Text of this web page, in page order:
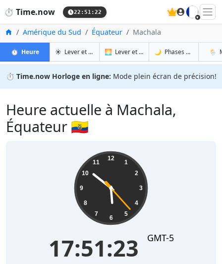
⏱️ Time.now 22:51:23 🇫🇷
Accueil
Amérique du Sud Équateur Machala
⏱️ Heureà Machala
☀️ Lever et coucher du soleil à Machala
🌅 Lever et coucher du soleil demain à
🌙 Phases de la Lune à
🌦️
⏱️ Time.now Horloge en ligne: Mode plein écran de précision!
Heure actuelle à Machala,
Équateur 🇪🇨
12
1
2
3
4
5
6
7
8
9
10
11
17:51:23 GMT-5